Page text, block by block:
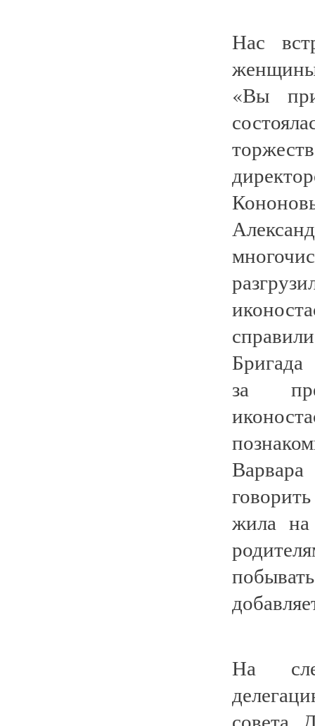
Нас
«Вы
за
жила на
На